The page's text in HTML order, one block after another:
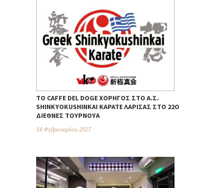
ΤΟ CAFFE DEL DOGE ΧΟΡΗΓΌΣ ΣΤΟ Α.Σ.
SHINKYOKUSHINKAI ΚΑΡΆΤΕ ΛΆΡΙΣΑΣ ΣΤΟ 22Ο
ΔΙΕΘΝΈΣ ΤΟΥΡΝΟΥΆ
14 Φεβρουαρίου 2017